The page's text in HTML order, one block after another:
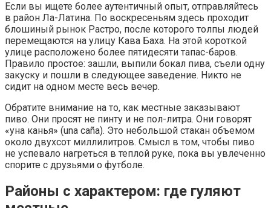
Если вы ищете более аутентичный опыт, отправляйтесь
в район Ла-Латина. По воскресеньям здесь проходит
блошиный рынок Растро, после которого толпы людей
перемещаются на улицу Кава Баха. На этой короткой
улице расположено более пятидесяти тапас-баров.
Правило простое: зашли, выпили бокал пива, съели одну
закуску и пошли в следующее заведение. Никто не
сидит на одном месте весь вечер.
Обратите внимание на то, как местные заказывают
пиво. Они просят не пинту и не пол-литра. Они говорят
«уна канья» (una caña). Это небольшой стакан объемом
около двухсот миллилитров. Смысл в том, чтобы пиво
не успевало нагреться в теплой руке, пока вы увлеченно
спорите с друзьями о футболе.
Районы с характером: где гуляют